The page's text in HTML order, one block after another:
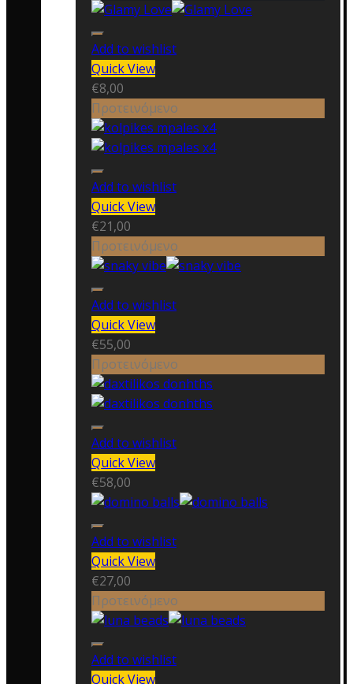
Add to wishlist
Quick View
€8,00
Προτεινόμενο
Add to wishlist
Quick View
€21,00
Προτεινόμενο
Add to wishlist
Quick View
€55,00
Προτεινόμενο
Add to wishlist
Quick View
€58,00
Add to wishlist
Quick View
€27,00
Προτεινόμενο
Add to wishlist
Quick View